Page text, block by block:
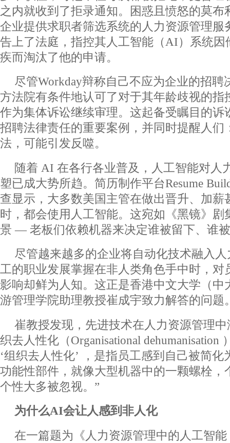
之内就收到了拒录通知。困惑且愤怒的莫布
企业提供求职者筛选系统的人力资源管理服
告上了法庭，指控其人工智能（AI）系统因
疾而淘汰了他的申请。
尽管Workday辩称自己不应为企业的招聘
方法院有条件地认可了对于其年龄歧视的指
作为集体诉讼继续审理。这起备受瞩目的诉
招聘法律责任的重要案例，并同时提醒人们
法，可能引发反噬。
随着 AI 在各行各业普及，人工智能对人
塑已成大势所趋。简历制作平台Resume
查显示，大多数美国主管在做出晋升、加薪
时，都会使用人工智能。这宛如《黑镜》剧
景 — 老板们依赖机器来决定谁被留下、谁
尽管越来越多的企业将自动化技术融入
工的职业发展掌握在非人类角色手中时，对
影响却鲜为人知。这正是香港中文大学（中
游管理学院助理教授崔成宇致力解答的问题
崔教授发现，先进技术在人力资源管理
织去人性化（Organisational dehumanisation
‘组织去人性化’ ，是指员工感到自己被简
功能性部件，就像大型机器中的一颗螺栓，
个性大多被忽视。”
为什么AI会让人感到非人化
在一篇题为《人力资源管理中的人工智